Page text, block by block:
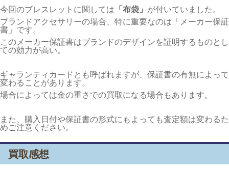
今回のブレスレットに関しては 「布袋」 が付いていました。
ブランドアクセサリーの場合、特に重要なのは「メーカー保証
書」です。
このメーカー保証書はブランドのデザインを証明するものとし
ての効力が高い。
ギャランティカードとも呼ばれますが、保証書の有無によって
変わることがあります。
場合によっては金の重さでの買取になる場合もあります。
また、購入日付や保証書の形式にもよっても査定額は変わるた
めご注意ください。
買取感想